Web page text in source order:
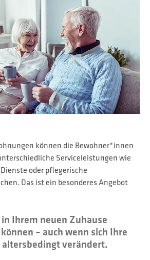
können die Bewohner*innen
Serviceleistungen wie
oder pflegerische
Das ist ein besonderes Angebot
Ihrem neuen Zuhause
– auch wenn sich Ihre
verändert.